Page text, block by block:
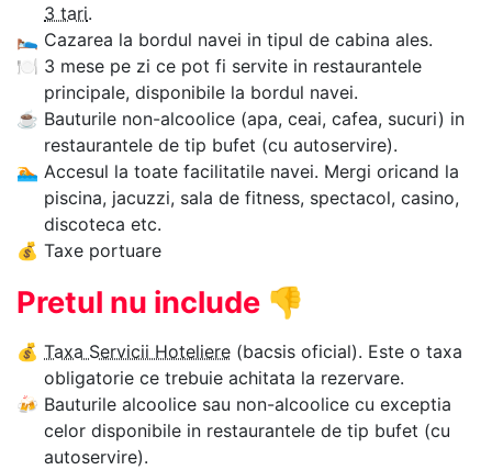
3 tari.
🛌 Cazarea la bordul navei in tipul de cabina ales.
🍽 3 mese pe zi ce pot fi servite in restaurantele
principale, disponibile la bordul navei.
☕ Bauturile non-alcoolice (apa, ceai, cafea, sucuri) in
restaurantele de tip bufet (cu autoservire).
🏊‍ Accesul la toate facilitatile navei. Mergi oricand la
piscina, jacuzzi, sala de fitness, spectacol, casino,
discoteca etc.
💰 Taxe portuare
Pretul nu include 👎
💰 Taxa Servicii Hoteliere (bacsis oficial). Este o taxa
obligatorie ce trebuie achitata la rezervare.
🍻 Bauturile alcoolice sau non-alcoolice cu exceptia
celor disponibile in restaurantele de tip bufet (cu
autoservire).